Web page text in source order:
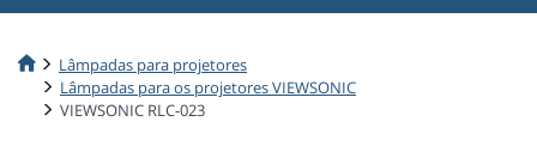
Lâmpadas para projetores
Lâmpadas para os projetores VIEWSONIC
VIEWSONIC RLC-023